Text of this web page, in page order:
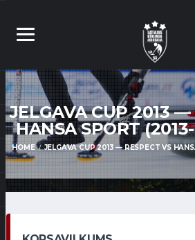
JELGAVA CUP 2013 —
HANSA SPORT
HOME JELGAVA CUP 2013 — RESPECT VS